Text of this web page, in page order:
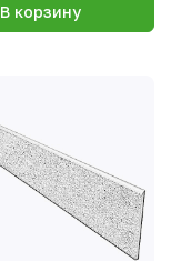
В корзину